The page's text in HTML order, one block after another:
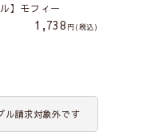
】モフィー
1,738 税込
ル請求対象外です